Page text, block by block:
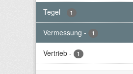
Tegel - 1
Vermessung - 1
Vertrieb - 1